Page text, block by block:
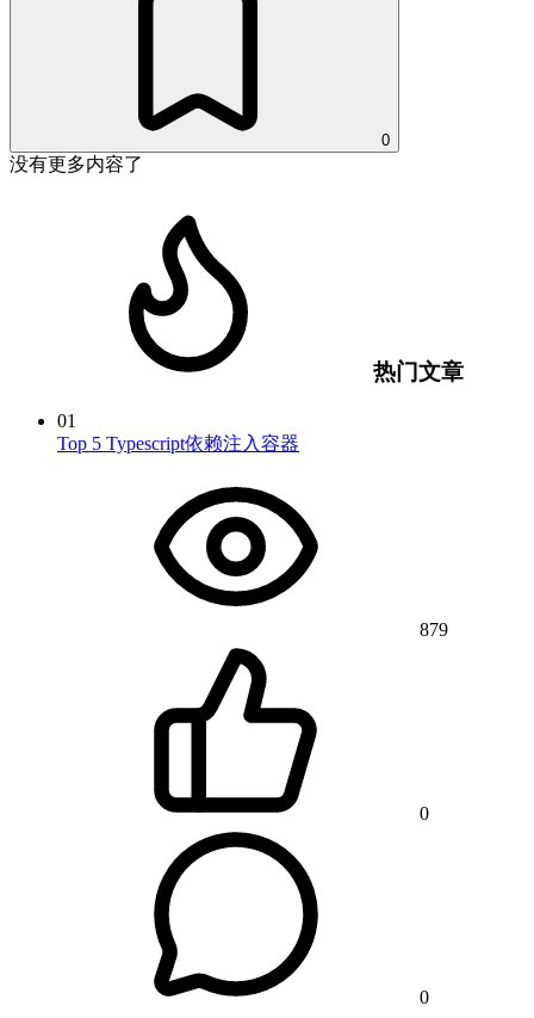
0
没有更多内容了
热门文章
01
Top 5 Typescript依赖注入容器
879
0
0